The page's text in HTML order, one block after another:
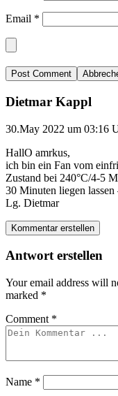
Email *
Dietmar Kappl
30.May 2022 um 03:16
HallO amrkus,
ich bin ein Fan vom
Zustand bei 240°C/4-5
30 Minuten liegen
Lg. Dietmar
Kommentar erstellen
Antwort erstellen
Your email address will
marked *
Comment *
Name *